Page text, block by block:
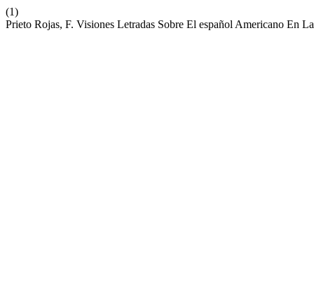
(1)
Prieto Rojas, F. Visiones Letradas Sobre El español Americano En